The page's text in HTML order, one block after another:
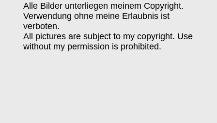
Alle Bilder unterliegen meinem Copyright.
Verwendung ohne meine Erlaubnis ist
verboten.
All pictures are subject to my copyright. Use
without my permission is prohibited.